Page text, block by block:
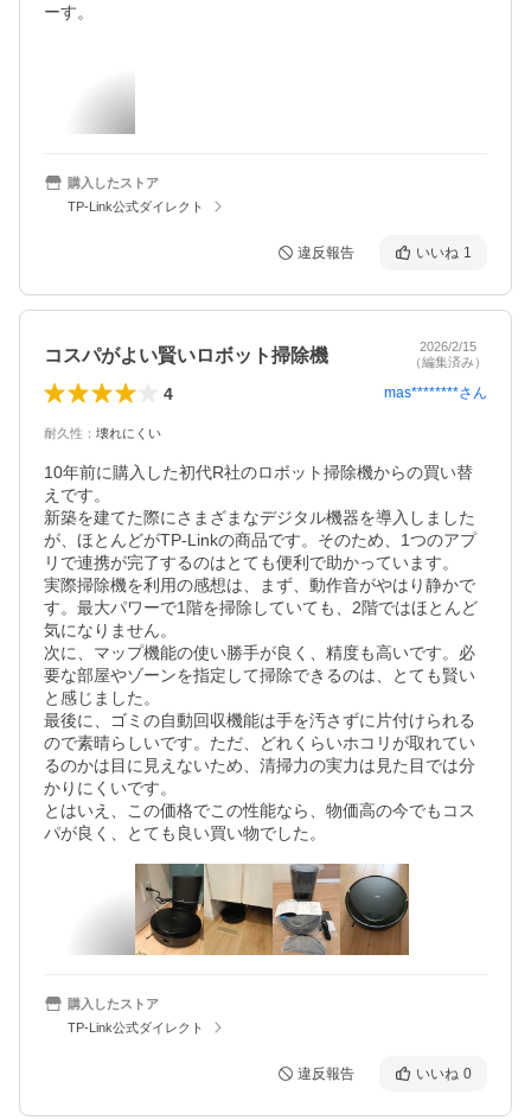
ーす。
購入したストア
TP-Link公式ダイレクト
違反報告 いいね 1
コスパがよい賢いロボット掃除機
2026/2/15
（編集済み）
4 mas********さん
耐久性 ： 壊れにくい
10年前に購入した初代R社のロボット掃除機からの買い替
えです。
新築を建てた際にさまざまなデジタル機器を導入しました
が、ほとんどがTP-Linkの商品です。そのため、1つのアプ
リで連携が完了するのはとても便利で助かっています。
実際掃除機を利用の感想は、まず、動作音がやはり静かで
す。最大パワーで1階を掃除していても、2階ではほとんど
気になりません。
次に、マップ機能の使い勝手が良く、精度も高いです。必
要な部屋やゾーンを指定して掃除できるのは、とても賢い
と感じました。
最後に、ゴミの自動回収機能は手を汚さずに片付けられる
ので素晴らしいです。ただ、どれくらいホコリが取れてい
るのかは目に見えないため、清掃力の実力は見た目では分
かりにくいです。
とはいえ、この価格でこの性能なら、物価高の今でもコス
パが良く、とても良い買い物でした。
購入したストア
TP-Link公式ダイレクト
違反報告 いいね 0